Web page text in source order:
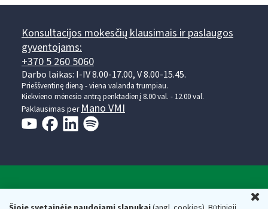
Konsultacijos mokesčių klausimais ir paslaugos
gyventojams:
+370 5 260 5060
Darbo laikas: I-IV 8.00-17.00, V 8.00-15.45.
Prieššventinę dieną - viena valanda trumpiau.
Kiekvieno mėnesio antrą penktadienį 8.00 val. - 12.00 val.
Paklausimas per Mano VMI